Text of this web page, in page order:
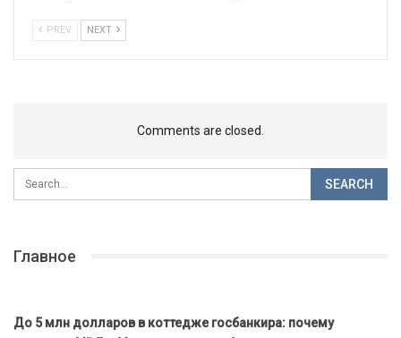
PREV NEXT
Comments are closed.
Главное
До 5 млн долларов в коттедже госбанкира: почему